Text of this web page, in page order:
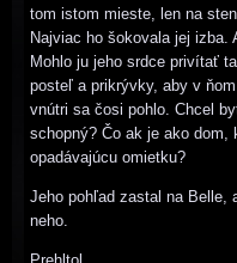
tom istom mieste, len na
Najviac ho šokovala jej izba.
Mohlo ju jeho srdce privítať
posteľ a prikrývky, aby v
vnútri sa čosi pohlo. Chcel
schopný? Čo ak je ako dom,
opadávajúcu omietku?
Jeho pohľad zastal na Belle,
neho.